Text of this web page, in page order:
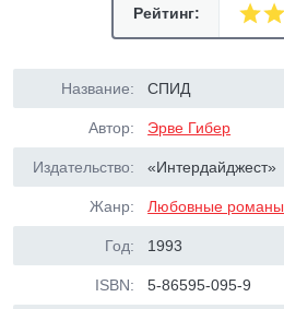
Рейтинг:
Название: СПИД
Автор: Эрве Гибер
Издательство: «Интердайджест»
Жанр: Любовные романы
Год: 1993
ISBN: 5-86595-095-9